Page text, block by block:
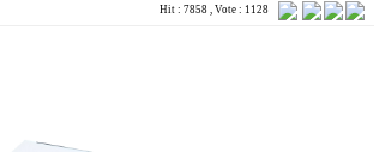
Hit : 7858 , Vote : 1128